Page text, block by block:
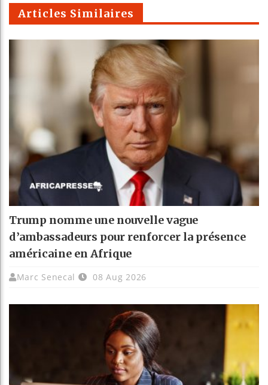
m
Articles Similaires
Trump nomme une nouvelle vague
d’ambassadeurs pour renforcer la présence
américaine en Afrique
Marc Senecal 08 Aug 2026